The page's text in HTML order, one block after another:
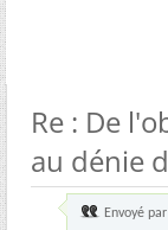
Re : De
au dénie
Envoyé par